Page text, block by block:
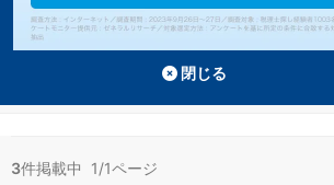
3件掲載中 1/1ページ
閉じる